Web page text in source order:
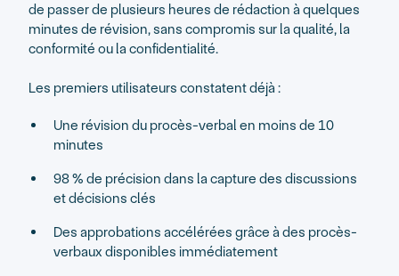
de passer de plusieurs heures de rédaction à quelques
minutes de révision, sans compromis sur la qualité, la
conformité ou la confidentialité.
Les premiers utilisateurs constatent déjà :
Une révision du procès-verbal en moins de 10
minutes
98 % de précision dans la capture des discussions
et décisions clés
Des approbations accélérées grâce à des procès-
verbaux disponibles immédiatement